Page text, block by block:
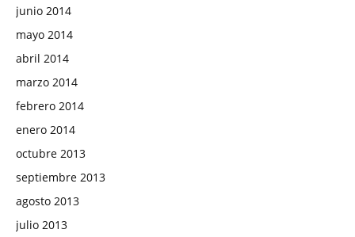
junio 2014
mayo 2014
abril 2014
marzo 2014
febrero 2014
enero 2014
octubre 2013
septiembre 2013
agosto 2013
julio 2013